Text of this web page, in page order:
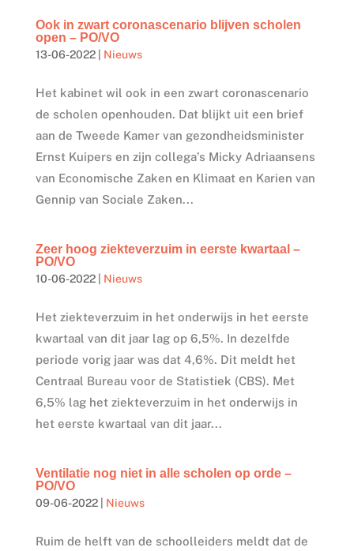
Ook in zwart coronascenario blijven scholen
open – PO/VO
13-06-2022| Nieuws
Het kabinet wil ook in een zwart coronascenario
de scholen openhouden. Dat blijkt uit een brief
aan de Tweede Kamer van gezondheidsminister
Ernst Kuipers en zijn collega’s Micky Adriaansens
van Economische Zaken en Klimaat en Karien van
Gennip van Sociale Zaken...
Zeer hoog ziekteverzuim in eerste kwartaal –
PO/VO
10-06-2022| Nieuws
Het ziekteverzuim in het onderwijs in het eerste
kwartaal van dit jaar lag op 6,5%. In dezelfde
periode vorig jaar was dat 4,6%. Dit meldt het
Centraal Bureau voor de Statistiek (CBS). Met
6,5% lag het ziekteverzuim in het onderwijs in
het eerste kwartaal van dit jaar...
Ventilatie nog niet in alle scholen op orde –
PO/VO
09-06-2022| Nieuws
Ruim de helft van de schoolleiders meldt dat de